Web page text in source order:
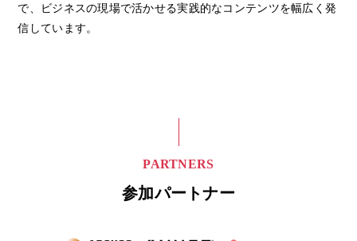
で、ビジネスの現場で活かせる実践的なコンテンツを幅広く発
信しています。
PARTNERS
参加パートナー